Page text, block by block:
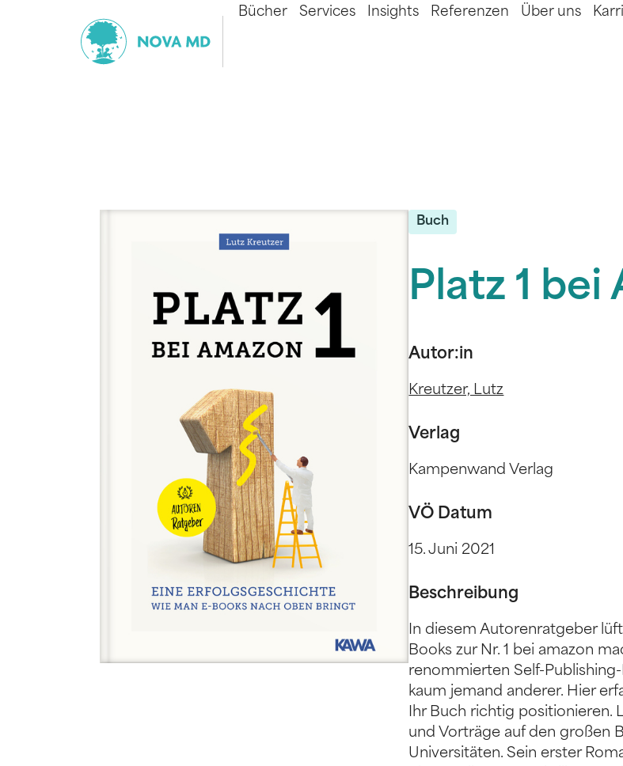
Bücher Services Insights Referenzen Über uns
Buch
Platz 1 bei
Autor:in
Kreutzer, Lutz
Verlag
Kampenwand Verlag
VÖ Datum
15. Juni 2021
Beschreibung
In diesem Autorenratgeber
Books zur Nr. 1 bei amazon
renommierten Self-
kaum jemand anderer. Hier
Ihr Buch richtig positionieren.
und Vorträge auf den großen
Universitäten. Sein erster